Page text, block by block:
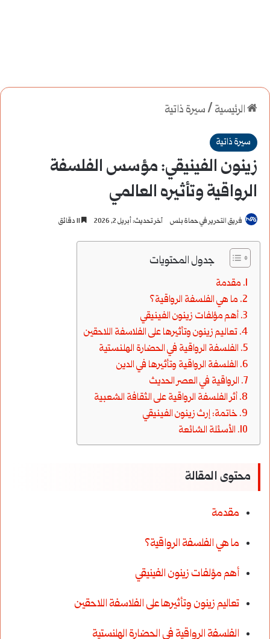
الرئيسية /سيرة ذاتية
سيرة ذاتية
زينون الفينيقي: مؤسس الفلسفة
الرواقية وتأثيره العالمي
فريق التحرير في حماة بلس آخر تحديث: أبريل 2, 2026
جدول المحتويات
مقدمة
ما هي الفلسفة الرواقية؟
أهم مؤلفات زينون الفينيقي
تعاليم زينون وتأثيرها على الفلاسفة اللاحقين
الفلسفة الرواقية في الحضارة الهلنستية
الفلسفة الرواقية وتأثيرها في الدين
الرواقية في العصر الحديث
أثر الفلسفة الرواقية على الثقافة الشعبية
خاتمة: إرث زينون الفينيقي
الأسئلة الشائعة
محتوى المقالة
مقدمة
ما هي الفلسفة الرواقية؟
أهم مؤلفات زينون الفينيقي
تعاليم زينون وتأثيرها على الفلاسفة اللاحقين
الفلسفة الرواقية في الحضارة الهلنستية